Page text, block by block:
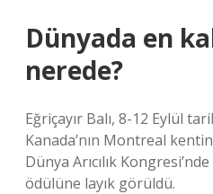
Dünyada en
nerede?
Eğriçayır Balı, 8-12 Eylül
Kanada’nın Montreal
Dünya Arıcılık
ödülüne layık görüldü.